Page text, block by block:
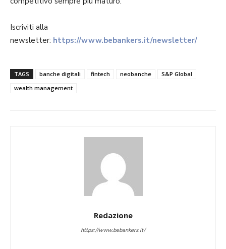
Iscriviti alla
newsletter: https://www.bebankers.it/newsletter/
TAGS banche digitali fintech neobanche
S&P Global
wealth management
Redazione
https://www.bebankers.it/